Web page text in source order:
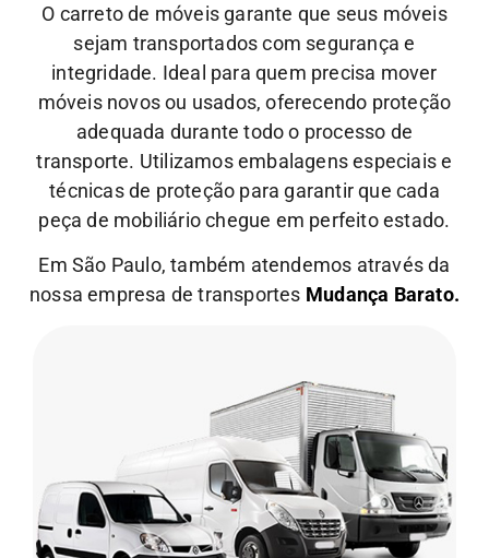
O carreto de móveis garante que seus móveis
sejam transportados com segurança e
integridade. Ideal para quem precisa mover
móveis novos ou usados, oferecendo proteção
adequada durante todo o processo de
transporte. Utilizamos embalagens especiais e
técnicas de proteção para garantir que cada
peça de mobiliário chegue em perfeito estado.
Em São Paulo, também atendemos através da
nossa empresa de transportes Mudança Barato.